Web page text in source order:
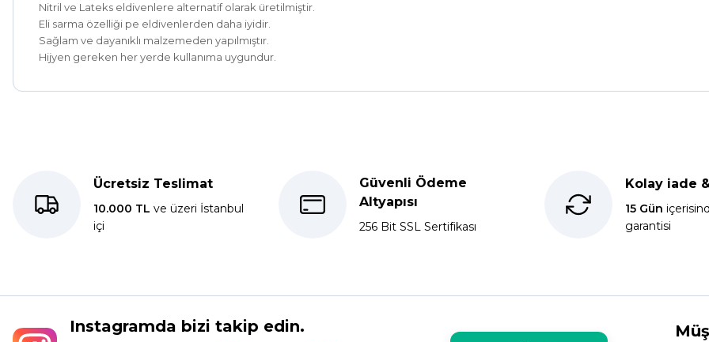
Nitril ve Lateks eldivenlere alternatif olarak üretilmiştir.
Eli sarma özelliği pe eldivenlerden daha iyidir.
Sağlam ve dayanıklı malzemeden yapılmıştır.
Hijyen gereken her yerde kullanıma uygundur.
Dolphin aynı kalitede . Hızlı kargo ve teslimat için ayrıca teşekkür ederim.
S... C... | 06/08/2025
Ücretsiz Teslimat
10.000 TL ve üzeri İstanbul
içi
Güvenli Ödeme
Altyapısı
256 Bit SSL Sertifikası
Kolay iade
15 Gün
garantisi
Instagramda bizi takip edin.